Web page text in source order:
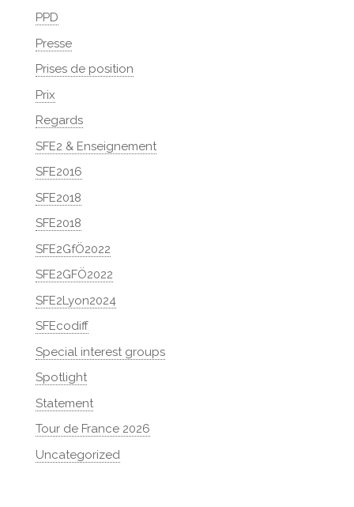
PPD
Presse
Prises de position
Prix
Regards
SFE2 & Enseignement
SFE2016
SFE2018
SFE2018
SFE2GfÖ2022
SFE2GFÖ2022
SFE2Lyon2024
SFEcodiff
Special interest groups
Spotlight
Statement
Tour de France 2026
Uncategorized